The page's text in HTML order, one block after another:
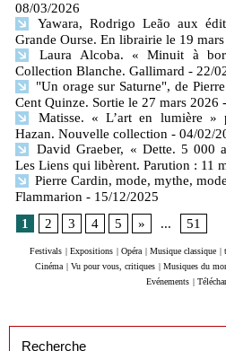
08/03/2026
Yawara, Rodrigo Leão aux
Grande Ourse. En librairie le 19
Laura Alcoba. « Minuit à
Collection Blanche. Gallimard - 22/
"Un orage sur Saturne", de
Cent Quinze. Sortie le 27 mars 2026
Matisse. « L’art en lumière »
Hazan. Nouvelle collection - 04/02/
David Graeber, « Dette. 5 000
Les Liens qui libèrent. Parution : 11
Pierre Cardin, mode, mythe,
Flammarion - 15/12/2025
1
2 3 4 5 » ... 51
Festivals Expositions Opéra Musique classique
Cinéma
Vu pour vous, critiques Musiques du
Evénements